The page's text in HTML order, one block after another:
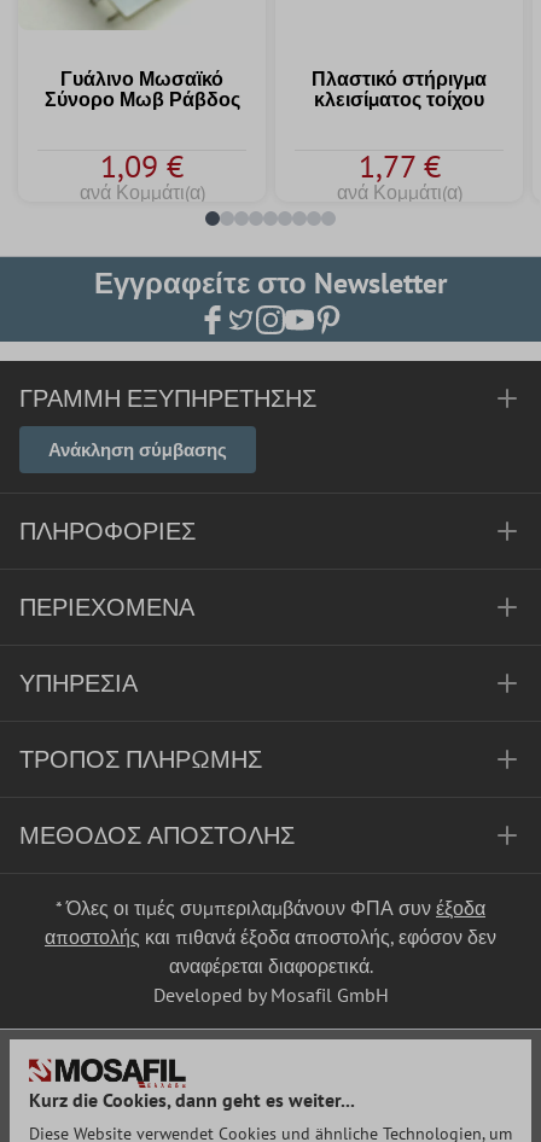
Γυάλινο Μωσαϊκό
Σύνορο Μωβ Ράβδος
1,09 €
ανά Κομμάτι(α)
Πλαστικό στήριγμα
κλεισίματος τοίχου
1,77 €
ανά Κομμάτι(α)
Εγγραφείτε στο Newsletter
ΓΡΑΜΜΉ ΕΞΥΠΗΡΈΤΗΣΗΣ
Ανάκληση σύμβασης
ΠΛΗΡΟΦΟΡΊΕΣ
ΠΕΡΙΕΧΌΜΕΝΑ
ΥΠΗΡΕΣΊΑ
ΤΡΌΠΟΣ ΠΛΗΡΩΜΉΣ
ΜΈΘΟΔΟΣ ΑΠΟΣΤΟΛΉΣ
* Όλες οι τιμές συμπεριλαμβάνουν ΦΠΑ συν έξοδα
αποστολής και πιθανά έξοδα αποστολής, εφόσον δεν
αναφέρεται διαφορετικά.
Developed by Mosafil GmbH
Kurz die Cookies, dann geht es weiter...
Diese Website verwendet Cookies und ähnliche Technologien, um